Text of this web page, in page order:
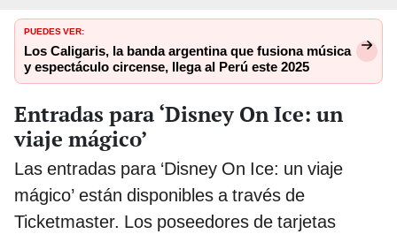
PUEDES VER:
Los Caligaris, la banda argentina que fusiona música
y espectáculo circense, llega al Perú este 2025
Entradas para ‘Disney On Ice: un
viaje mágico’
Las entradas para ‘Disney On Ice: un viaje
mágico’ están disponibles a través de
Ticketmaster. Los poseedores de tarjetas